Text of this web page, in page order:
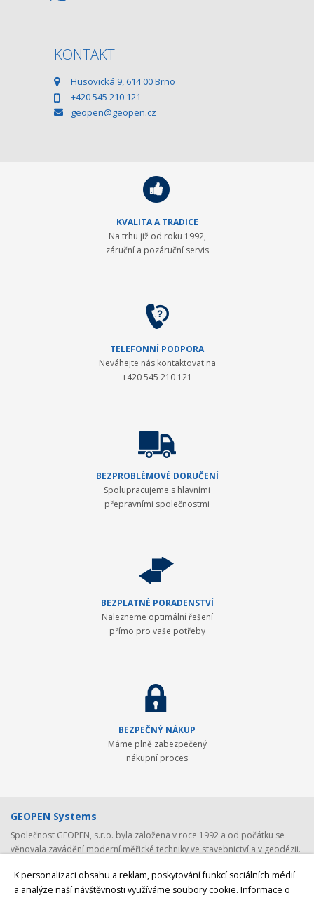
KONTAKT
Husovická 9, 614 00 Brno
+420 545 210 121
geopen@geopen.cz
K personalizaci obsahu a reklam, poskytování funkcí sociálních médií
a analýze naší návštěvnosti využíváme soubory cookie. Informace o
KVALITA A TRADICE
Na trhu již od roku 1992,
záruční a pozáruční servis
TELEFONNÍ PODPORA
Neváhejte nás kontaktovat na
+420 545 210 121
BEZPROBLÉMOVÉ DORUČENÍ
Spolupracujeme s hlavními
přepravními společnostmi
BEZPLATNÉ PORADENSTVÍ
Nalezneme optimální řešení
přímo pro vaše potřeby
BEZPEČNÝ NÁKUP
Máme plně zabezpečený
nákupní proces
GEOPEN Systems
Společnost GEOPEN, s.r.o. byla založena v roce 1992 a od počátku se
věnovala zavádění moderní měřické techniky ve stavebnictví a v geodézii.
přední japonský výrobce (nejen) geodetické techniky. Postupem času byla
nabídka rozšířena o spolehlivá laserová zařízení Laser Alignment a